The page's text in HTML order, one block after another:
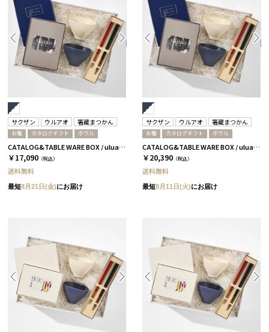
サクザン ウルアオ 箸蔵まつかん
お箸 カタログギフト ボウル
CATALOG&TABLE WARE BOX / uluao / ネイビー&ホワイト / 全5種 イヴェット
￥17,090 （税込）
送料無料
最短8月21日(金)にお届け
サクザン ウルアオ 箸蔵まつかん
お箸 カタログギフト ボウル
CATALOG&TABLE WARE BOX / uluao / ネイビー&ホワイト / 全5種 ザグーアン
￥20,390 （税込）
送料無料
最短8月11日(火)にお届け